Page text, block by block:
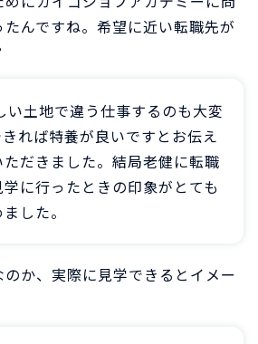
んですね。希望に近い転職先が
い土地で違う仕事するのも大変
れば特養が良いですとお伝え
だきました。結局老健に転職
に行ったときの印象がとても
した。
のか、実際に見学できるとイメー